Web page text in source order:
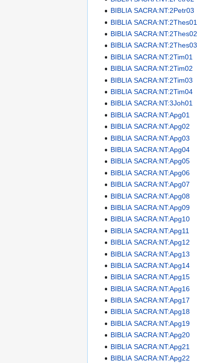
BIBLIA SACRA:NT:2Petr03
BIBLIA SACRA:NT:2Thes01
BIBLIA SACRA:NT:2Thes02
BIBLIA SACRA:NT:2Thes03
BIBLIA SACRA:NT:2Tim01
BIBLIA SACRA:NT:2Tim02
BIBLIA SACRA:NT:2Tim03
BIBLIA SACRA:NT:2Tim04
BIBLIA SACRA:NT:3Joh01
BIBLIA SACRA:NT:Apg01
BIBLIA SACRA:NT:Apg02
BIBLIA SACRA:NT:Apg03
BIBLIA SACRA:NT:Apg04
BIBLIA SACRA:NT:Apg05
BIBLIA SACRA:NT:Apg06
BIBLIA SACRA:NT:Apg07
BIBLIA SACRA:NT:Apg08
BIBLIA SACRA:NT:Apg09
BIBLIA SACRA:NT:Apg10
BIBLIA SACRA:NT:Apg11
BIBLIA SACRA:NT:Apg12
BIBLIA SACRA:NT:Apg13
BIBLIA SACRA:NT:Apg14
BIBLIA SACRA:NT:Apg15
BIBLIA SACRA:NT:Apg16
BIBLIA SACRA:NT:Apg17
BIBLIA SACRA:NT:Apg18
BIBLIA SACRA:NT:Apg19
BIBLIA SACRA:NT:Apg20
BIBLIA SACRA:NT:Apg21
BIBLIA SACRA:NT:Apg22